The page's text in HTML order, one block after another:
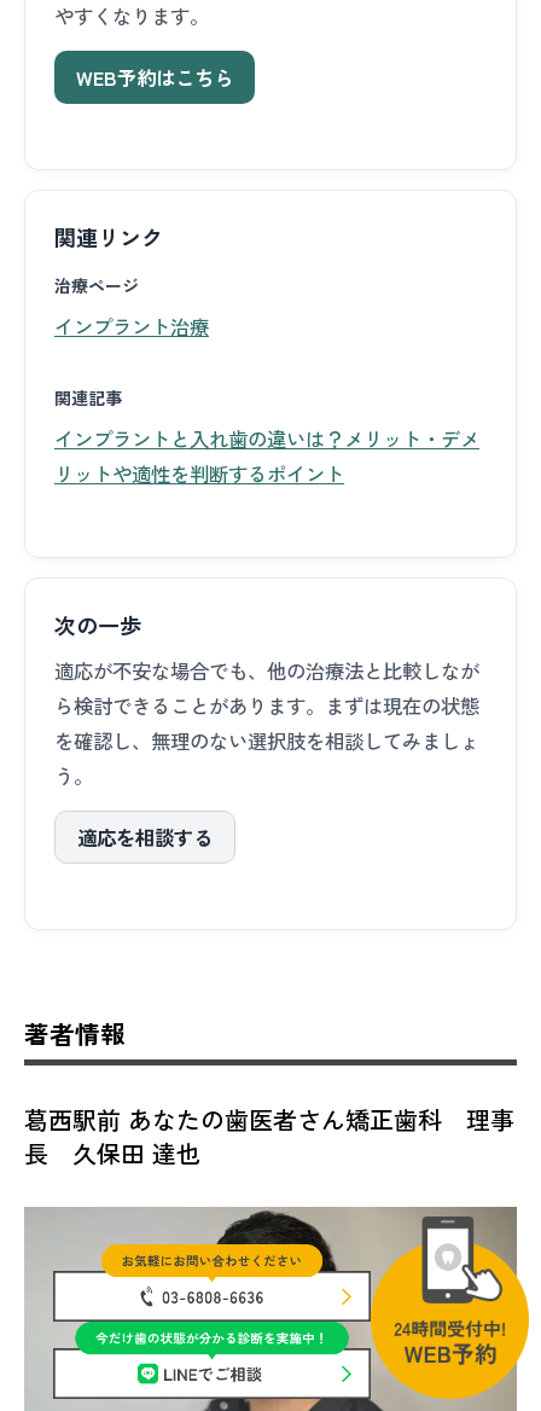
やすくなります。
WEB予約はこちら
関連リンク
治療ページ
インプラント治療
関連記事
インプラントと入れ歯の違いは？メリット・デメ
リットや適性を判断するポイント
次の一歩
適応が不安な場合でも、他の治療法と比較しなが
ら検討できることがあります。まずは現在の状態
を確認し、無理のない選択肢を相談してみましょ
う。
適応を相談する
著者情報
葛西駅前 あなたの歯医者さん矯正歯科 理事
長 久保田 達也